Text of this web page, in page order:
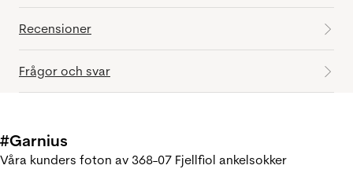
Recensioner
Frågor och svar
#Garnius
Våra kunders foton av 368-07 Fjellfiol ankelsokker